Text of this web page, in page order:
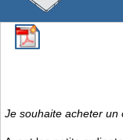
Je souhaite acheter un